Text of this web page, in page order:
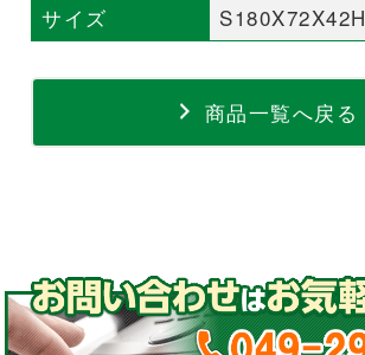
サイズ
S180X72X42H
商品一覧へ戻る